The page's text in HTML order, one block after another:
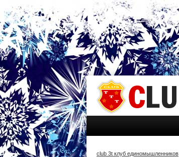
club 3t клуб единомышленников